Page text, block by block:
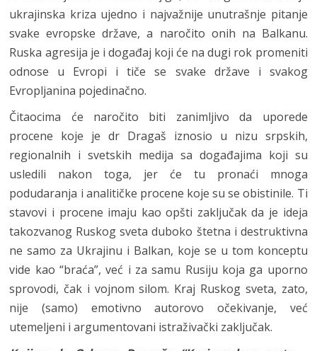
ukrajinska kriza ujedno i najvažnije unutrašnje pitanje
svake evropske države, a naročito onih na Balkanu.
Ruska agresija je i događaj koji će na dugi rok promeniti
odnose u Evropi i tiče se svake države i svakog
Evropljanina pojedinačno.
Čitaocima će naročito biti zanimljivo da uporede
procene koje je dr Dragaš iznosio u nizu srpskih,
regionalnih i svetskih medija sa događajima koji su
usledili nakon toga, jer će tu pronaći mnoga
podudaranja i analitičke procene koje su se obistinile. Ti
stavovi i procene imaju kao opšti zaključak da je ideja
takozvanog Ruskog sveta duboko štetna i destruktivna
ne samo za Ukrajinu i Balkan, koje se u tom konceptu
vide kao “braća”, već i za samu Rusiju koja ga uporno
sprovodi, čak i vojnom silom. Kraj Ruskog sveta, zato,
nije (samo) emotivno autorovo očekivanje, već
utemeljeni i argumentovani istraživački zaključak.